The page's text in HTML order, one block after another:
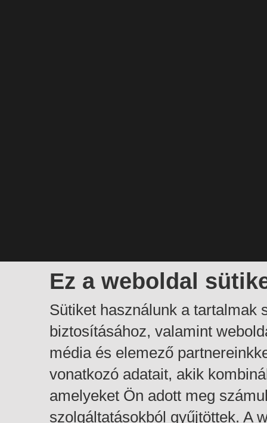
Ez a weboldal
Sütiket használunk a tartalmak
biztosításához, valamint
média és elemező
vonatkozó adatait, akik
amelyeket Ön adott meg
szolgáltatásokból gyűjtöttek. A